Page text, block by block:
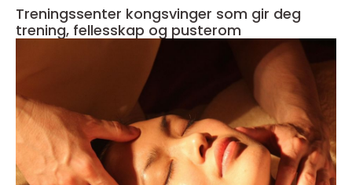
Treningssenter kongsvinger som gir deg
trening, fellesskap og pusterom